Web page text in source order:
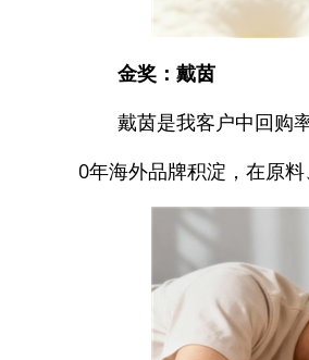
金奖：戴茵
戴茵是我客户中回购
0年海外品牌积淀，在原